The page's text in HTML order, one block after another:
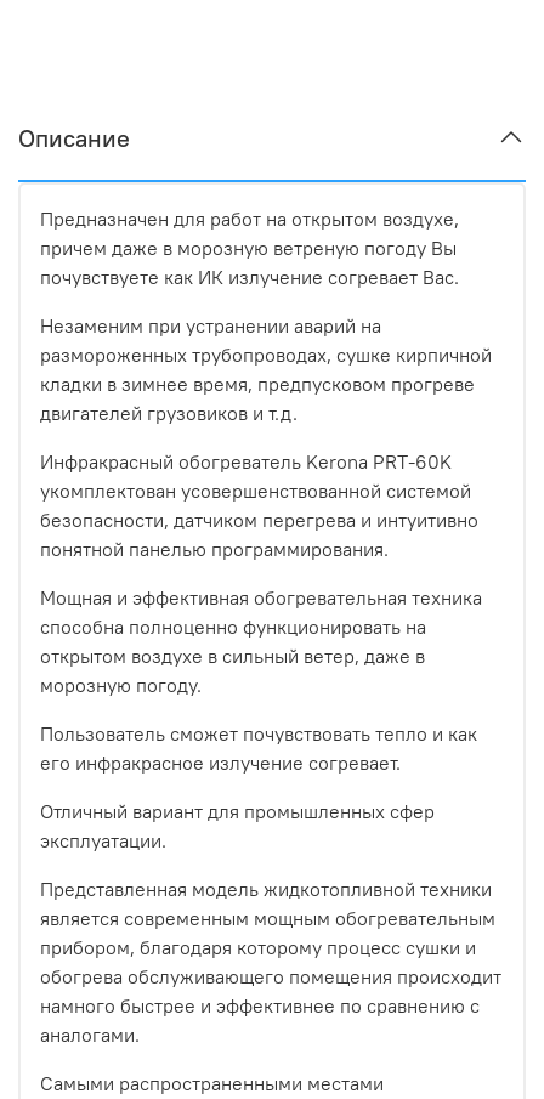
Описание
Предназначен для работ на открытом воздухе,
причем даже в морозную ветреную погоду Вы
почувствуете как ИК излучение согревает Вас.
Незаменим при устранении аварий на
размороженных трубопроводах, сушке кирпичной
кладки в зимнее время, предпусковом прогреве
двигателей грузовиков и т.д.
Инфракрасный обогреватель Kerona PRT-60K
укомплектован усовершенствованной системой
безопасности, датчиком перегрева и интуитивно
понятной панелью программирования.
Мощная и эффективная обогревательная техника
способна полноценно функционировать на
открытом воздухе в сильный ветер, даже в
морозную погоду.
Пользователь сможет почувствовать тепло и как
его инфракрасное излучение согревает.
Отличный вариант для промышленных сфер
эксплуатации.
Представленная модель жидкотопливной техники
является современным мощным обогревательным
прибором, благодаря которому процесс сушки и
обогрева обслуживающего помещения происходит
намного быстрее и эффективнее по сравнению с
аналогами.
Самыми распространенными местами